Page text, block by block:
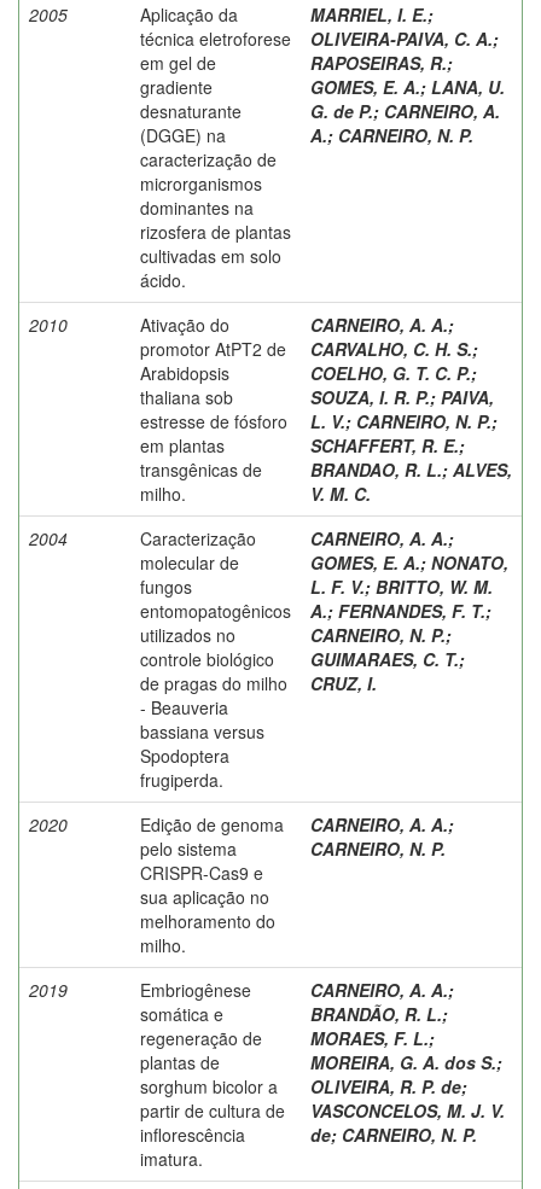
2005
Aplicação da
técnica eletroforese
em gel de
gradiente
desnaturante
(DGGE) na
caracterização de
microrganismos
dominantes na
rizosfera de plantas
cultivadas em solo
ácido.
MARRIEL, I. E.;
OLIVEIRA-PAIVA, C. A.;
RAPOSEIRAS, R.;
GOMES, E. A.; LANA, U.
G. de P.; CARNEIRO, A.
A.; CARNEIRO, N. P.
2010
Ativação do
promotor AtPT2 de
Arabidopsis
thaliana sob
estresse de fósforo
em plantas
transgênicas de
milho.
CARNEIRO, A. A.;
CARVALHO, C. H. S.;
COELHO, G. T. C. P.;
SOUZA, I. R. P.; PAIVA,
L. V.; CARNEIRO, N. P.;
SCHAFFERT, R. E.;
BRANDAO, R. L.; ALVES,
V. M. C.
2004
Caracterização
molecular de
fungos
entomopatogênicos
utilizados no
controle biológico
de pragas do milho
- Beauveria
bassiana versus
Spodoptera
frugiperda.
CARNEIRO, A. A.;
GOMES, E. A.; NONATO,
L. F. V.; BRITTO, W. M.
A.; FERNANDES, F. T.;
CARNEIRO, N. P.;
GUIMARAES, C. T.;
CRUZ, I.
2020
Edição de genoma
pelo sistema
CRISPR-Cas9 e
sua aplicação no
melhoramento do
milho.
CARNEIRO, A. A.;
CARNEIRO, N. P.
2019
Embriogênese
somática e
regeneração de
plantas de
sorghum bicolor a
partir de cultura de
inflorescência
imatura.
CARNEIRO, A. A.;
BRANDÃO, R. L.;
MORAES, F. L.;
MOREIRA, G. A. dos S.;
OLIVEIRA, R. P. de;
VASCONCELOS, M. J. V.
de; CARNEIRO, N. P.